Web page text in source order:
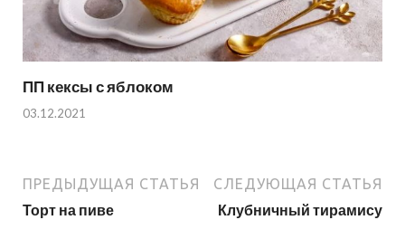
ПП кексы с яблоком
03.12.2021
ПРЕДЫДУЩАЯ СТАТЬЯ
Торт на пиве
СЛЕДУЮЩАЯ СТАТЬЯ
Клубничный тирамису